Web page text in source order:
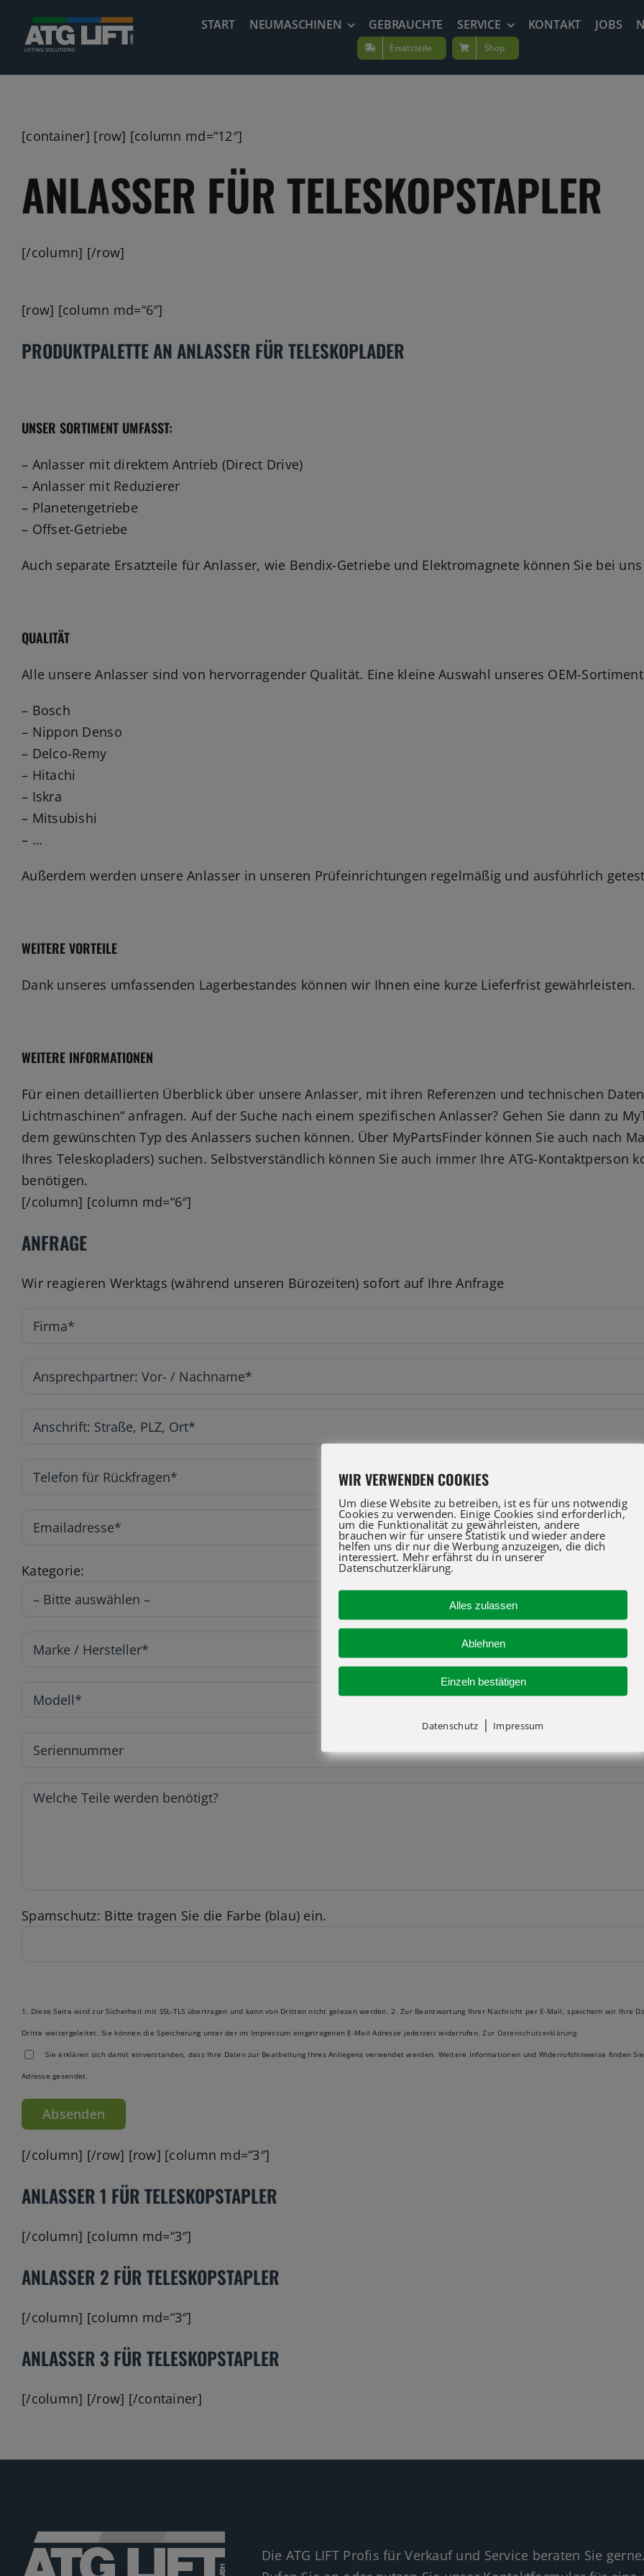
Inhalt
springen
START NEUMASCHINEN GEBRAUCHTE SERVICE KONTAKT JOBS
Ersatzteile Shop
[container] [row] [column md=“12″]
ANLASSER FÜR TELESKOPSTAPLER
[/column] [/row]
[row] [column md=“6″]
PRODUKTPALETTE AN ANLASSER FÜR TELESKOPLADER
UNSER SORTIMENT UMFASST:
– Anlasser mit direktem Antrieb (Direct Drive)
– Anlasser mit Reduzierer
– Planetengetriebe
– Offset-Getriebe
Auch separate Ersatzteile für Anlasser, wie Bendix-Getriebe und Elektromagnete können Sie bei
QUALITÄT
Alle unsere Anlasser sind von hervorragender Qualität. Eine kleine Auswahl unseres OEM-
– Bosch
– Nippon Denso
– Delco-Remy
– Hitachi
– Iskra
– Mitsubishi
– …
Außerdem werden unsere Anlasser in unseren Prüfeinrichtungen regelmäßig und ausführlich
WEITERE VORTEILE
Dank unseres umfassenden Lagerbestandes können wir Ihnen eine kurze Lieferfrist gewährleisten.
WEITERE INFORMATIONEN
Für einen detaillierten Überblick über unsere Anlasser, mit ihren Referenzen und technischen
Lichtmaschinen“ anfragen. Auf der Suche nach einem spezifischen Anlasser? Gehen Sie dann zu
dem gewünschten Typ des Anlassers suchen können. Über MyPartsFinder können Sie auch nach
Ihres Teleskopladers) suchen. Selbstverständlich können Sie auch immer Ihre ATG-Kontaktperson
benötigen.
[/column] [column md=“6″]
ANFRAGE
Wir reagieren Werktags (während unseren Bürozeiten) sofort auf Ihre Anfrage
Kategorie:
Spamschutz: Bitte tragen Sie die Farbe (blau) ein.
1. Diese Seite wird zur Sicherheit mit SSL-TLS übertragen und kann von Dritten nicht gelesen werden. 2. Zur Beantwortung Ihrer Nachricht per E-Mail, speichern wir Ihre
Dritte weitergeleitet. Sie können die Speicherung unter der im Impressum eingetragenen E-Mail Adresse jederzeit widerrufen.Zur Datenschutzerklärung
Sie erklären sich damit einverstanden, dass Ihre Daten zur Bearbeitung Ihres Anliegens verwendet werden. Weitere Informationen und Widerrufshinweise finden
Adresse gesendet.
Bitte lasse dieses Feld leer.
[/column] [/row] [row] [column md=“3″]
ANLASSER 1 FÜR TELESKOPSTAPLER
[/column] [column md=“3″]
ANLASSER 2 FÜR TELESKOPSTAPLER
[/column] [column md=“3″]
ANLASSER 3 FÜR TELESKOPSTAPLER
[/column] [/row] [/container]
Die ATG LIFT Profis für Verkauf und Service beraten Sie
WIR VERWENDEN COOKIES
Um diese Website zu betreiben, ist es für uns notwendig
Cookies zu verwenden. Einige Cookies sind erforderlich,
um die Funktionalität zu gewährleisten, andere
brauchen wir für unsere Statistik und wieder andere
helfen uns dir nur die Werbung anzuzeigen, die dich
interessiert. Mehr erfährst du in unserer
Datenschutzerklärung.
Alles zulassen
Ablehnen
Einzeln bestätigen
Datenschutz | Impressum